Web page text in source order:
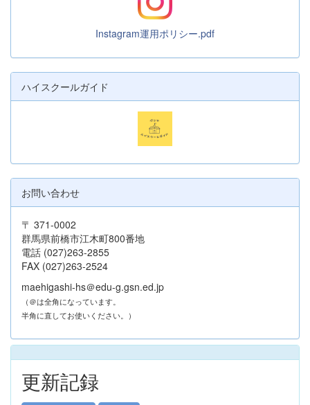
Instagram運用ポリシー.pdf
ハイスクールガイド
お問い合わせ
〒 371-0002
群馬県前橋市江木町800番地
電話 (027)263-2855
FAX (027)263-2524
maehigashi-hs＠edu-g.gsn.ed.jp
（＠は全角になっています。
半角に直してお使いください。）
更新記録